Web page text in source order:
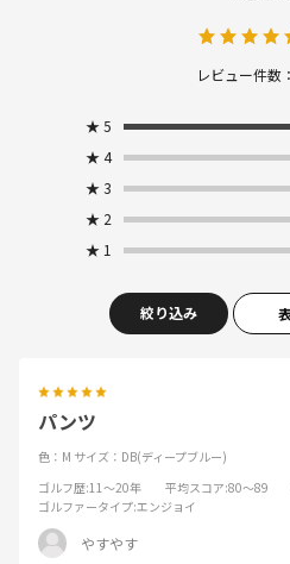
レビュー件数：
★ 5
★ 4
★ 3
★ 2
★ 1
絞り込み
パンツ
色：M サイズ：DB(ディープブルー)
ゴルフ歴:11～20年 平均スコア:80～89
ゴルファータイプ:エンジョイ
やすやす